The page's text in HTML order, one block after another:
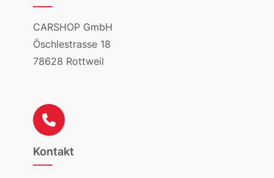
CARSHOP GmbH
Öschlestrasse 18
78628 Rottweil
Kontakt